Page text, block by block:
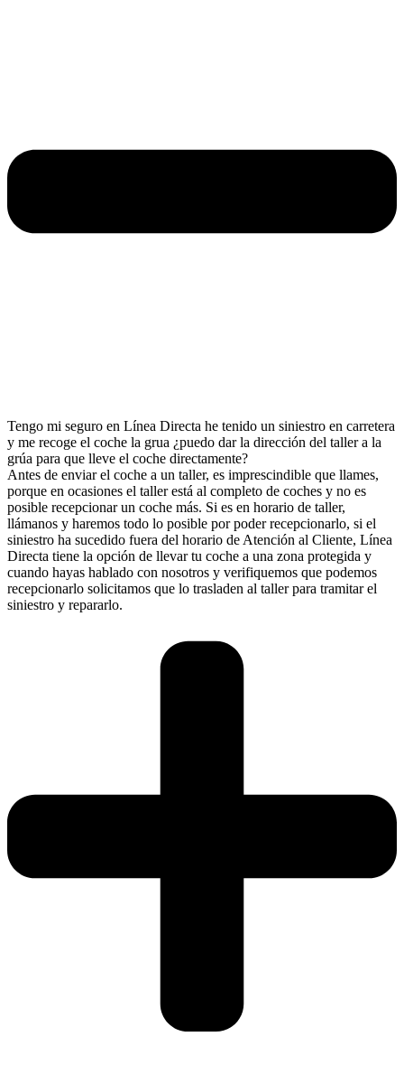
Tengo mi seguro en Línea Directa he tenido un siniestro en carretera
y me recoge el coche la grua ¿puedo dar la dirección del taller a la
grúa para que lleve el coche directamente?
Antes de enviar el coche a un taller, es imprescindible que llames,
porque en ocasiones el taller está al completo de coches y no es
posible recepcionar un coche más. Si es en horario de taller,
llámanos y haremos todo lo posible por poder recepcionarlo, si el
siniestro ha sucedido fuera del horario de Atención al Cliente, Línea
Directa tiene la opción de llevar tu coche a una zona protegida y
cuando hayas hablado con nosotros y verifiquemos que podemos
recepcionarlo solicitamos que lo trasladen al taller para tramitar el
siniestro y repararlo.